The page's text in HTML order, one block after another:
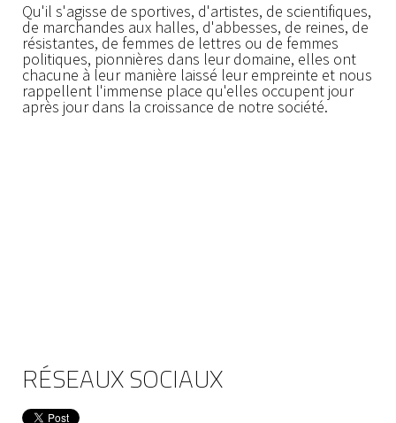
Qu'il s'agisse de sportives, d'artistes, de scientifiques,
de marchandes aux halles, d'abbesses, de reines, de
résistantes, de femmes de lettres ou de femmes
politiques, pionnières dans leur domaine, elles ont
chacune à leur manière laissé leur empreinte et nous
rappellent l'immense place qu'elles occupent jour
après jour dans la croissance de notre société.
RÉSEAUX SOCIAUX